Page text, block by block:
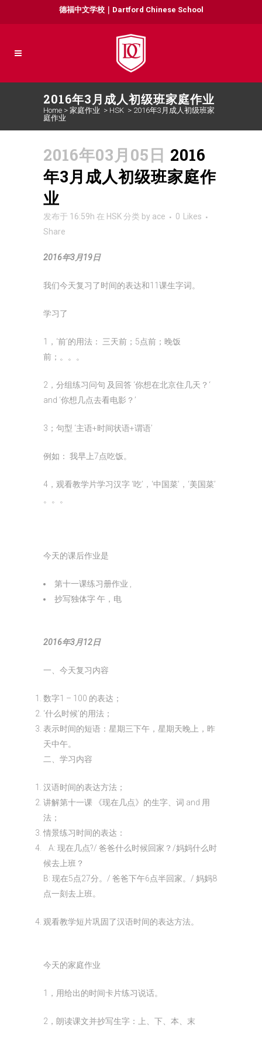
德福中文学校｜Dartford Chinese School
2016年3月成人初级班家庭作业
Home > 家庭作业 > HSK > 2016年3月成人初级班家
庭作业
2016年03月05日 2016
年3月成人初级班家庭作
业
发布于 16:59h 在 HSK 分类 by ace 0
Likes
Share
2016年3月19日
我们今天复习了时间的表达和11课生字词。
学习了
1，‘前’的用法： 三天前；5点前；晚饭
前；。。。
2，分组练习问句 及回答 ‘你想在北京住几天？‘
and ‘你想几点去看电影？’
3；句型 ‘主语+时间状语+谓语’
例如： 我早上7点吃饭。
4，观看教学片学习汉字 ‘吃’，‘中国菜’，‘美国菜’
。。。
今天的课后作业是
第十一课练习册作业 ,
抄写独体字 午，电
2016年3月12日
一、今天复习内容
数字1 – 100 的表达；
‘什么时候’的用法；
表示时间的短语：星期三下午，星期天晚上，昨
天中午。
二、学习内容
汉语时间的表达方法；
讲解第十一课 《现在几点》的生字、词 and 用
法；
情景练习时间的表达：
A: 现在几点?/ 爸爸什么时候回家？/妈妈什么时
候去上班？
B: 现在5点27分。/ 爸爸下午6点半回家。/ 妈妈8
点一刻去上班。
观看教学短片巩固了汉语时间的表达方法。
今天的家庭作业
1，用给出的时间卡片练习说话。
2，朗读课文并抄写生字：上、下、本、末